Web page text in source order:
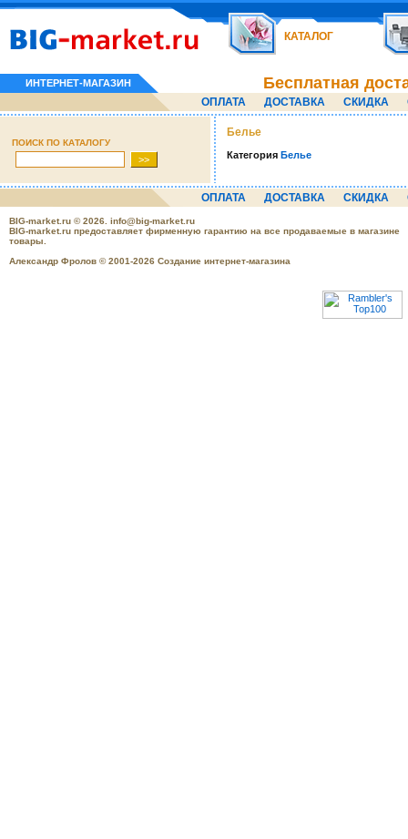
КАТАЛОГ
ИНТЕРНЕТ-МАГАЗИН Бесплатная
ОПЛАТА ДОСТАВКА СКИДКА
ПОИСК ПО КАТАЛОГУ
Белье
Категория Белье
ОПЛАТА ДОСТАВКА СКИДКА
BIG-market.ru © 2026. info@big-market.ru
BIG-market.ru предоставляет фирменную гарантию на все продаваемые в магазине
товары.
Александр Фролов © 2001-2026 Создание интернет-магазина